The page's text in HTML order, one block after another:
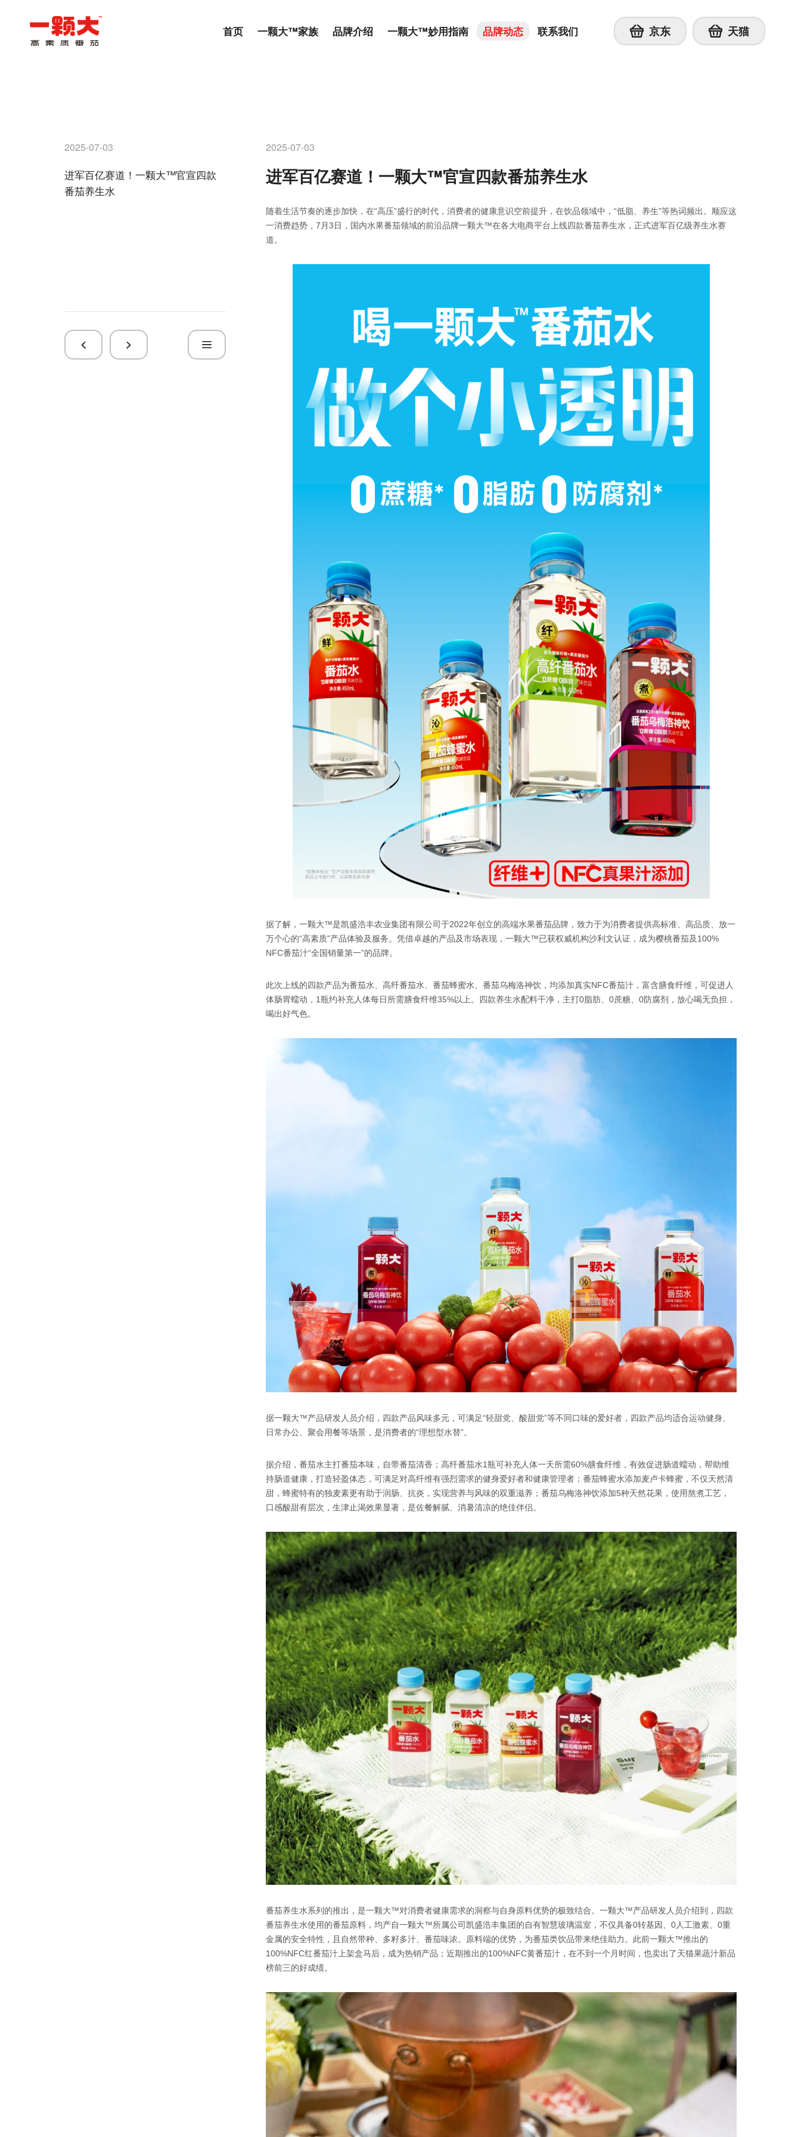
首页 一颗大™家族 品牌介绍 一颗大™妙用指南 品牌动态 联系我们 京东 天猫
2025-07-03
进军百亿赛道！一颗大™官宣四款
番茄养生水
2025-07-03
进军百亿赛道！一颗大™官宣四款番茄养生水
随着生活节奏的逐步加快，在“高压”盛行的时代，消费者的健康意识空前提升，在饮品领域中，“低脂、养生”等热词频出。顺应这
一消费趋势，7月3日，国内水果番茄领域的前沿品牌一颗大™在各大电商平台上线四款番茄养生水，正式进军百亿级养生水赛
道。
据了解，一颗大™是凯盛浩丰农业集团有限公司于2022年创立的高端水果番茄品牌，致力于为消费者提供高标准、高品质、放一
万个心的“高素质”产品体验及服务。凭借卓越的产品及市场表现，一颗大™已获权威机构沙利文认证，成为樱桃番茄及100%
NFC番茄汁“全国销量第一”的品牌。
此次上线的四款产品为番茄水、高纤番茄水、番茄蜂蜜水、番茄乌梅洛神饮，均添加真实NFC番茄汁，富含膳食纤维，可促进人
体肠胃蠕动，1瓶约补充人体每日所需膳食纤维35%以上。四款养生水配料干净，主打0脂肪、0蔗糖、0防腐剂，放心喝无负担，
喝出好气色。
据一颗大™产品研发人员介绍，四款产品风味多元，可满足“轻甜党、酸甜党”等不同口味的爱好者，四款产品均适合运动健身、
日常办公、聚会用餐等场景，是消费者的“理想型水替”。
据介绍，番茄水主打番茄本味，自带番茄清香；高纤番茄水1瓶可补充人体一天所需60%膳食纤维，有效促进肠道蠕动，帮助维
持肠道健康，打造轻盈体态，可满足对高纤维有强烈需求的健身爱好者和健康管理者；番茄蜂蜜水添加麦卢卡蜂蜜，不仅天然清
甜，蜂蜜特有的独麦素更有助于润肠、抗炎，实现营养与风味的双重滋养；番茄乌梅洛神饮添加5种天然花果，使用熬煮工艺，
口感酸甜有层次，生津止渴效果显著，是佐餐解腻、消暑清凉的绝佳伴侣。
番茄养生水系列的推出，是一颗大™对消费者健康需求的洞察与自身原料优势的极致结合。一颗大™产品研发人员介绍到，四款
番茄养生水使用的番茄原料，均产自一颗大™所属公司凯盛浩丰集团的自有智慧玻璃温室，不仅具备0转基因、0人工激素、0重
金属的安全特性，且自然带种、多籽多汁、番茄味浓。原料端的优势，为番茄类饮品带来绝佳助力。此前一颗大™推出的
100%NFC红番茄汁上架盒马后，成为热销产品；近期推出的100%NFC黄番茄汁，在不到一个月时间，也卖出了天猫果蔬汁新品
榜前三的好成绩。